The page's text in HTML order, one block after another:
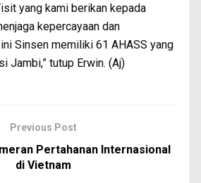
yang kami berikan kepada
kepercayaan dan
Sinsen memiliki 61 AHASS yang
Jambi,” tutup Erwin. (Aj)
Previous Post
Pertahanan Internasional
di Vietnam